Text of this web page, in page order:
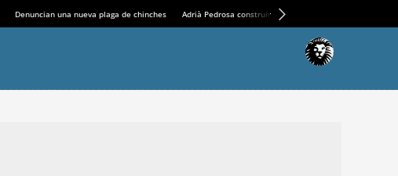
Denuncian una nueva plaga de chinches Adrià Pedrosa construirá la nueva residencia en el